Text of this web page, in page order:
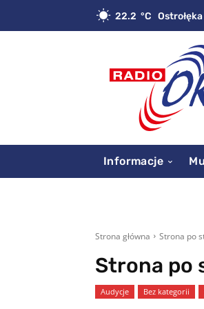
22.2 C Ostrołęka
Informacje
Strona główna Strona po
Strona po
Audycje Bez kategorii